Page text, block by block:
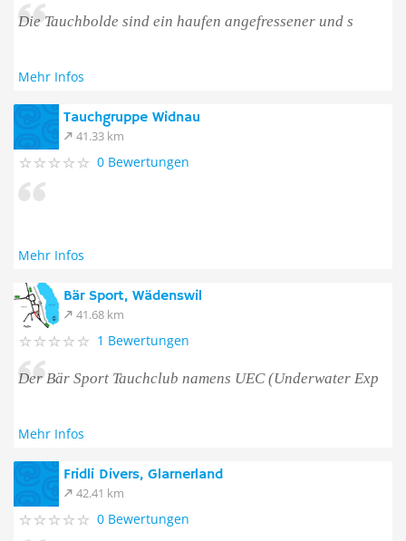
Die Tauchbolde sind ein haufen angefressener und s
Mehr Infos
Tauchgruppe Widnau
41.33 km
0 Bewertungen
Mehr Infos
Bär Sport, Wädenswil
41.68 km
1 Bewertungen
Der Bär Sport Tauchclub namens UEC (Underwater Exp
Mehr Infos
Fridli Divers, Glarnerland
42.41 km
0 Bewertungen